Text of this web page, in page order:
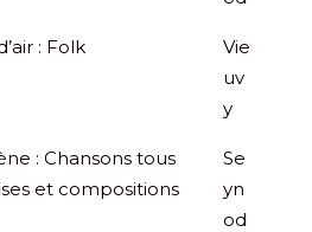
: Folk
Vie
uv
y
: Chansons tous
et compositions
Se
yn
od